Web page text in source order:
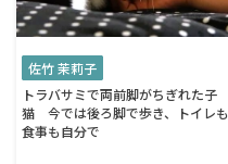
佐竹 茉莉子
トラバサミで両前脚がちぎれた子
猫 今では後ろ脚で歩き、トイレも
食事も自分で